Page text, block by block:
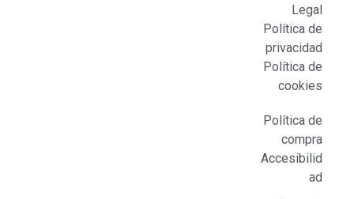
Legal
Política de
privacidad
Política de
cookies
Política de
compra
Accesibilid
ad